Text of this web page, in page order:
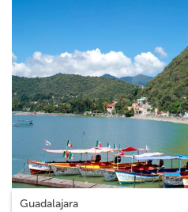
Guadalajara